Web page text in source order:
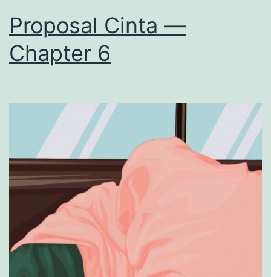
Proposal Cinta —
Chapter 6